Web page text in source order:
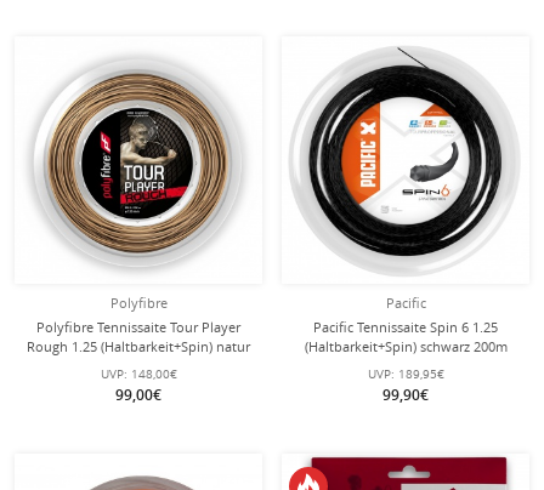
Polyfibre
Polyfibre Tennissaite Tour Player
Rough 1.25 (Haltbarkeit+Spin) natur
200m Rolle
UVP: 148,00€
99,00€
Pacific
Pacific Tennissaite Spin 6 1.25
(Haltbarkeit+Spin) schwarz 200m
Rolle
UVP: 189,95€
99,90€